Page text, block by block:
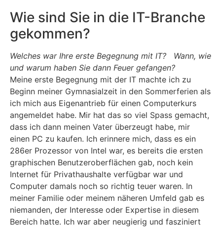
Wie sind Sie in die IT-Branche
gekommen?
Welches war Ihre erste Begegnung mit IT? Wann, wie
und warum haben Sie dann Feuer gefangen?
Meine erste Begegnung mit der IT machte ich zu
Beginn meiner Gymnasialzeit in den Sommerferien als
ich mich aus Eigenantrieb für einen Computerkurs
angemeldet habe. Mir hat das so viel Spass gemacht,
dass ich dann meinen Vater überzeugt habe, mir
einen PC zu kaufen. Ich erinnere mich, dass es ein
286er Prozessor von Intel war, es bereits die ersten
graphischen Benutzeroberflächen gab, noch kein
Internet für Privathaushalte verfügbar war und
Computer damals noch so richtig teuer waren. In
meiner Familie oder meinem näheren Umfeld gab es
niemanden, der Interesse oder Expertise in diesem
Bereich hatte. Ich war aber neugierig und fasziniert